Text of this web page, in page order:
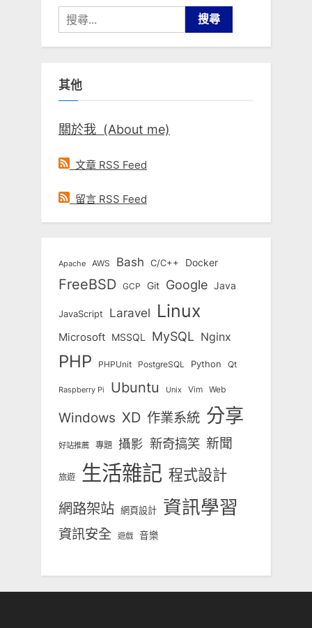
搜
尋
關
字:
其他
關於我 (About me)
文章 RSS Feed
留言 RSS Feed
Apache AWS Bash C/C++ Docker
FreeBSD GCP Git Google Java
JavaScript Laravel Linux
Microsoft MSSQL MySQL Nginx
PHP PHPUnit PostgreSQL Python Qt
Raspberry Pi Ubuntu Unix Vim Web
Windows XD 作業系統 分享
好站推薦 專題 攝影 新奇搞笑 新聞
旅遊 生活雜記 程式設計
網路架站 網頁設計 資訊學習
資訊安全 遊戲 音樂